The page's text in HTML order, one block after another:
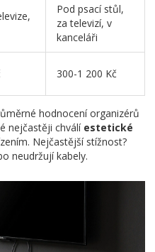
Pod psací stůl,
za televizí, v
kanceláři
300-1 200 Kč
hodnocení organizérů
nejčastěji chválí estetické
Nejčastější stížnost?
neudržují kabely.